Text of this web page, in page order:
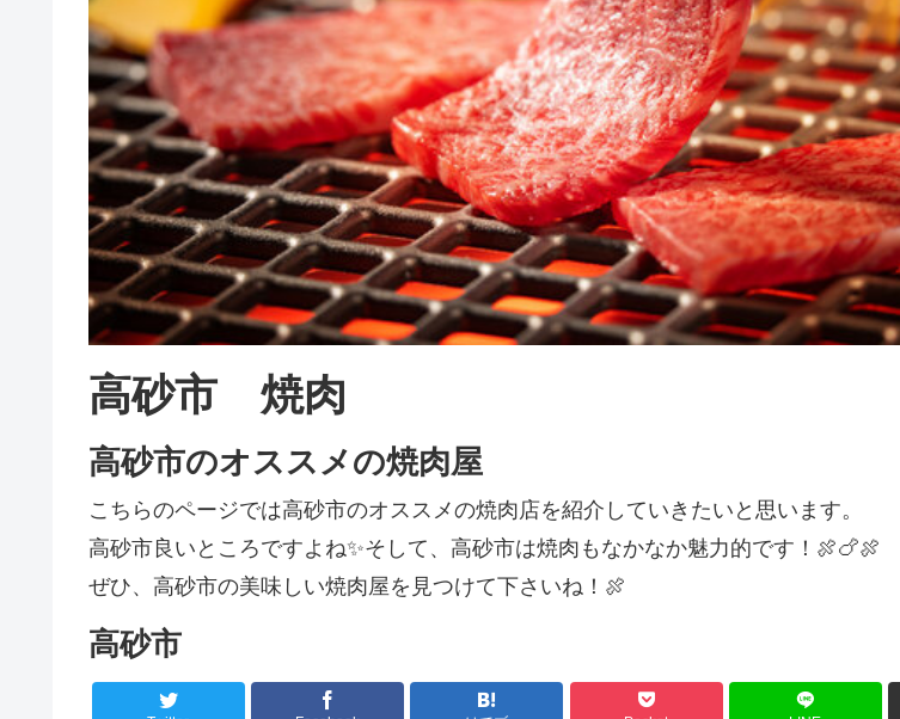
高砂市 焼肉
高砂市のオススメの焼肉屋
こちらのページでは高砂市のオススメの焼肉店を紹介していきたいと思います。
高砂市良いところですよね✨そして、高砂市は焼肉もなかなか魅力的です！🍖🍗🍖
ぜひ、高砂市の美味しい焼肉屋を見つけて下さいね！🍖
高砂市